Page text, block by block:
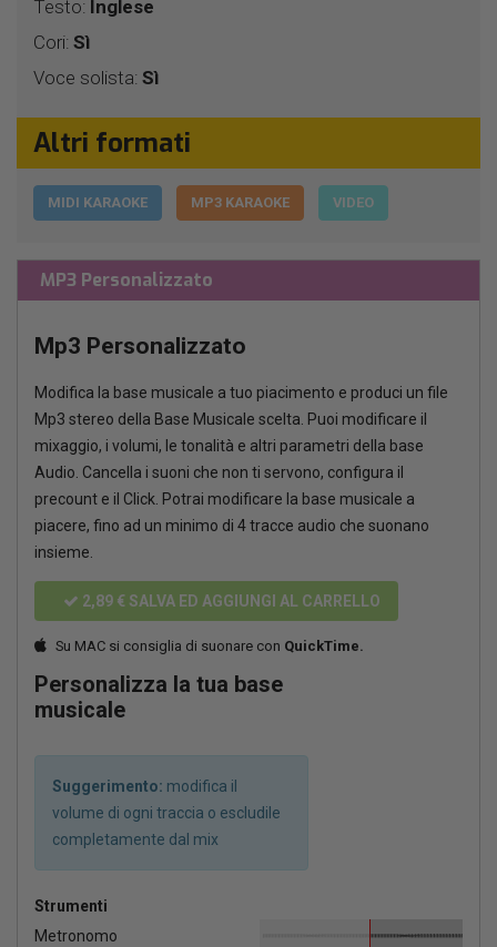
Testo: Inglese
Cori: Sì
Voce solista: Sì
Altri formati
MIDI KARAOKE MP3 KARAOKE VIDEO
MP3 Personalizzato
Mp3 Personalizzato
Modifica la base musicale a tuo piacimento e produci un file
Mp3 stereo della Base Musicale scelta. Puoi modificare il
mixaggio, i volumi, le tonalità e altri parametri della base
Audio. Cancella i suoni che non ti servono, configura il
precount e il Click. Potrai modificare la base musicale a
piacere, fino ad un minimo di 4 tracce audio che suonano
insieme.
2,89 € SALVA ED AGGIUNGI AL CARRELLO
Su MAC si consiglia di suonare con QuickTime.
Personalizza la tua base
musicale
Suggerimento: modifica il
volume di ogni traccia o escludile
completamente dal mix
Strumenti
Metronomo